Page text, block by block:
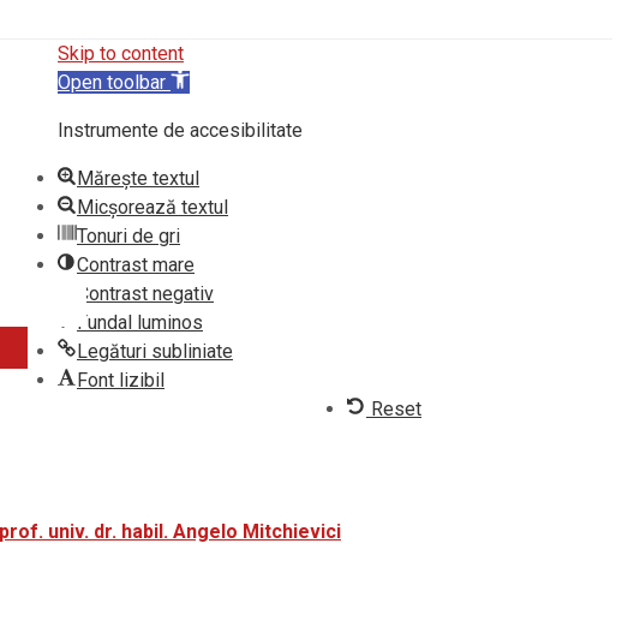
univ. dr. habil. Angelo Mitchievici
Skip to content
Open toolbar
Instrumente de accesibilitate
Mărește textul
Micșorează textul
Tonuri de gri
Contrast mare
Contrast negativ
Fundal luminos
Legături subliniate
Font lizibil
Reset